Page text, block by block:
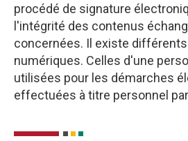
procédé de signature
l'intégrité des contenus
concernées. Il existe
numériques. Celles d'une
utilisées pour les démarches
effectuées à titre personnel